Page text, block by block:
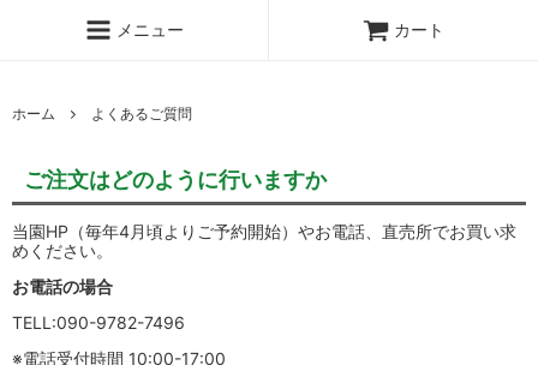
メニュー カート
ホーム よくあるご質問
ご注文はどのように行いますか
当園HP（毎年4月頃よりご予約開始）やお電話、直売所でお買い求
めください。
お電話の場合
TELL:090-9782-7496
※電話受付時間 10:00-17:00